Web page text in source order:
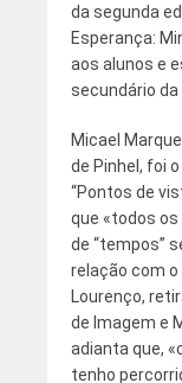
da segunda
Esperança:
aos alunos e
secundário da
Micael
de Pinhel, foi
“Pontos de
que «todos
de “tempos”
relação com
Lourenço,
de Imagem e
adianta que,
tenho